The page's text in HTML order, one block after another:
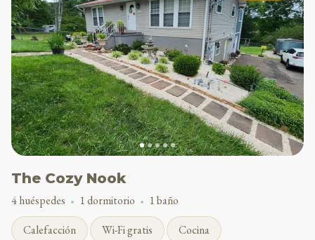
The Cozy Nook
4 huéspedes 1 dormitorio
1 baño
Calefacción
Wi-Fi gratis Cocina